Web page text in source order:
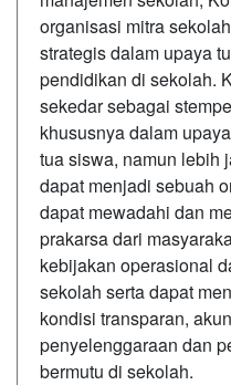
organisasi mitra
strategis dalam upaya
pendidikan di sekolah.
sekedar sebagai
khususnya dalam
tua siswa, namun lebih
dapat menjadi sebuah
dapat mewadahi dan
prakarsa dari
kebijakan operasional
sekolah serta dapat
kondisi transparan,
penyelenggaraan dan
bermutu di sekolah.